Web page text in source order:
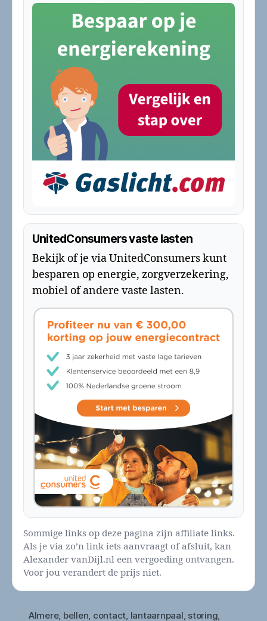
UnitedConsumers vaste lasten
Bekijk of je via UnitedConsumers kunt
besparen op energie, zorgverzekering,
mobiel of andere vaste lasten.
Sommige links op deze pagina zijn affiliate links.
Als je via zo’n link iets aanvraagt of afsluit, kan
Alexander vanDijl.nl een vergoeding ontvangen.
Voor jou verandert de prijs niet.
Almere, bellen, contact, lantaarnpaal, storing,